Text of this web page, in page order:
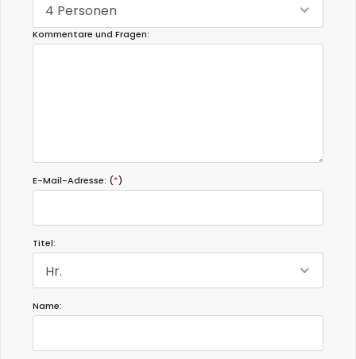
4 Personen
Kommentare und Fragen:
E-Mail-Adresse: (*)
Titel:
Hr.
Name: